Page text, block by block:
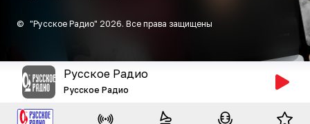
© "Русское Радио" 2026. Все права защищены
Русское Радио
Русское Радио